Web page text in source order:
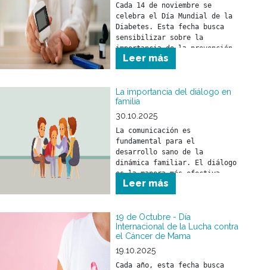
Cada 14 de noviembre se
celebra el Día Mundial de la
Diabetes. Esta fecha busca
sensibilizar sobre la
importancia de la prevención,
detección precoz y el
tratamiento de la diabetes.
Leer más
La importancia del diálogo en
familia
30.10.2025
La comunicación es
fundamental para el
desarrollo sano de la
dinámica familiar. El diálogo
es la manera más efectiva
para compartir ideas,
opiniones y sentimientos.
Leer más
19 de Octubre - Día
Internacional de la Lucha contra
el Cáncer de Mama
19.10.2025
Cada año, esta fecha busca